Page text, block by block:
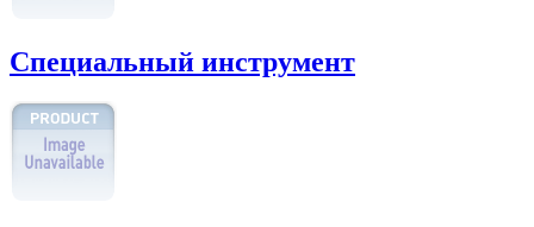
Специальный инструмент